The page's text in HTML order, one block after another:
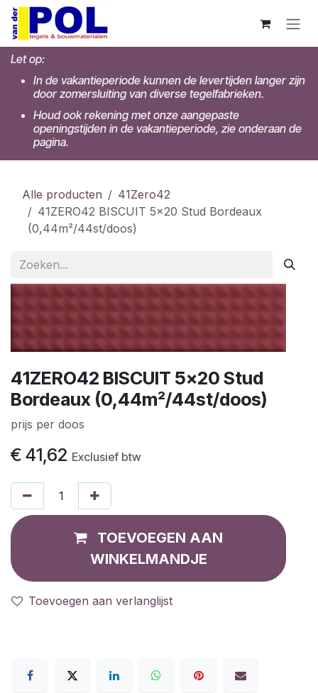
Overslaan naar inhoud
Let op:
In de vakantieperiode kunnen de levertijden langer zijn
door zomersluiting van diverse tegelfabrieken.
Houd ook rekening met onze aangepaste
openingstijden in de vakantieperiode, zie onderaan de
pagina.
Alle producten
41Zero42
41ZERO42 BISCUIT 5x20 Stud Bordeaux
(0,44m²/44st/doos)
41ZERO42 BISCUIT 5x20 Stud
Bordeaux (0,44m²/44st/doos)
prijs per doos
€ 41,62 Exclusief btw
TOEVOEGEN AAN
WINKELMANDJE
Toevoegen aan verlanglijst